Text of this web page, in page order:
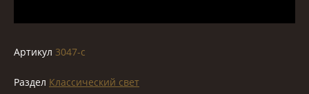
Артикул 3047-c
Раздел Классический свет